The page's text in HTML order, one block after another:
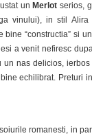
un Merlotserios,
vinului), in stil
“constructia” si
a venit nefiresc
nas delicios,
echilibrat. Preturi
romanesti, in